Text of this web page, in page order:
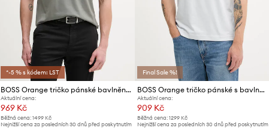
*-5 % s kódem: LST
BOSS Orange tričko pánské bavlněné
Aktuální cena:
969 Kč
Běžná cena: 1499 Kč
Nejnižší cena za posledních 30 dnů před poskytnutím
Final Sale %!
BOSS Orange tričko pánské s bavlnou TChup
Aktuální cena:
909 Kč
Běžná cena: 1299 Kč
Nejnižší cena za posledních 30 dnů před poskytnutím